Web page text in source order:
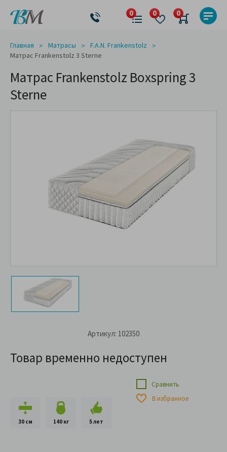
Главная Матрасы
F.A.N. Frankenstolz
Матрас Frankenstolz 3 Sterne
Матрас Frankenstolz Boxspring 3
Sterne
Артикул: 102350
Товар временно недоступен
Сравнить
В избранное
30 см 140 кг 5 лет